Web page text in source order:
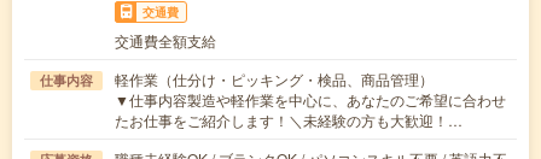
交通費
交通費全額支給
仕事内容
軽作業（仕分け・ピッキング・検品、商品管理）
▼仕事内容製造や軽作業を中心に、あなたのご希望に合わせ
たお仕事をご紹介します！＼未経験の方も大歓迎！…